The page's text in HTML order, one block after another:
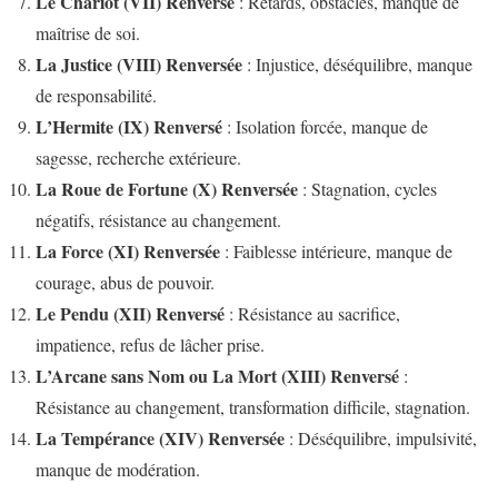
maîtrise de soi.
La Justice (VIII) Renversée : Injustice, déséquilibre, manque
de responsabilité.
L’Hermite (IX) Renversé : Isolation forcée, manque de
sagesse, recherche extérieure.
La Roue de Fortune (X) Renversée : Stagnation, cycles
négatifs, résistance au changement.
La Force (XI) Renversée : Faiblesse intérieure, manque de
courage, abus de pouvoir.
Le Pendu (XII) Renversé : Résistance au sacrifice,
impatience, refus de lâcher prise.
L’Arcane sans Nom ou La Mort (XIII) Renversé :
Résistance au changement, transformation difficile, stagnation.
La Tempérance (XIV) Renversée : Déséquilibre, impulsivité,
manque de modération.